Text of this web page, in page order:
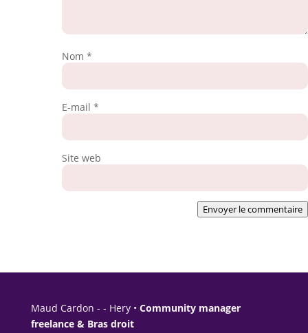
Nom *
E-mail *
Site web
Envoyer le commentaire
Maud Cardon - - Hery •Community manager
freelance & Bras droit